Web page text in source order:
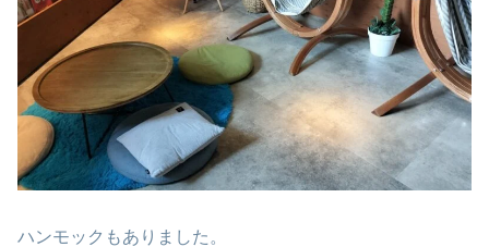
ハンモックもありました。